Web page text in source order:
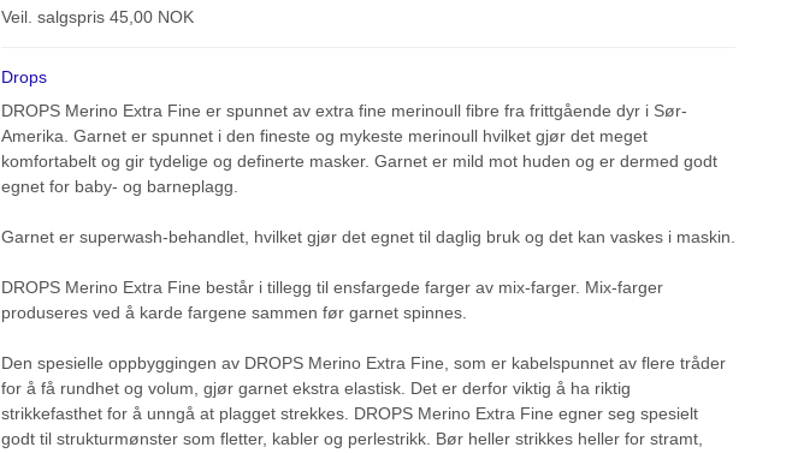
Veil. salgspris 45,00 NOK
Drops
DROPS Merino Extra Fine er spunnet av extra fine merinoull fibre fra frittgående dyr i Sør-
Amerika. Garnet er spunnet i den fineste og mykeste merinoull hvilket gjør det meget
komfortabelt og gir tydelige og definerte masker. Garnet er mild mot huden og er dermed godt
egnet for baby- og barneplagg.
Garnet er superwash-behandlet, hvilket gjør det egnet til daglig bruk og det kan vaskes i maskin.
DROPS Merino Extra Fine består i tillegg til ensfargede farger av mix-farger. Mix-farger
produseres ved å karde fargene sammen før garnet spinnes.
Den spesielle oppbyggingen av DROPS Merino Extra Fine, som er kabelspunnet av flere tråder
for å få rundhet og volum, gjør garnet ekstra elastisk. Det er derfor viktig å ha riktig
strikkefasthet for å unngå at plagget strekkes. DROPS Merino Extra Fine egner seg spesielt
godt til strukturmønster som fletter, kabler og perlestrikk. Bør heller strikkes heller for stramt,